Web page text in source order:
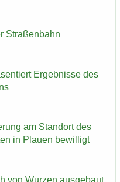
Stra­ßen­bahn
Er­geb­nis­se des
am Stand­ort des
in Plau­en be­wil­ligt
von Wur­zen aus­ge­baut